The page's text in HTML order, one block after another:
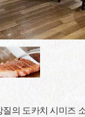
질의 도카치 시미즈